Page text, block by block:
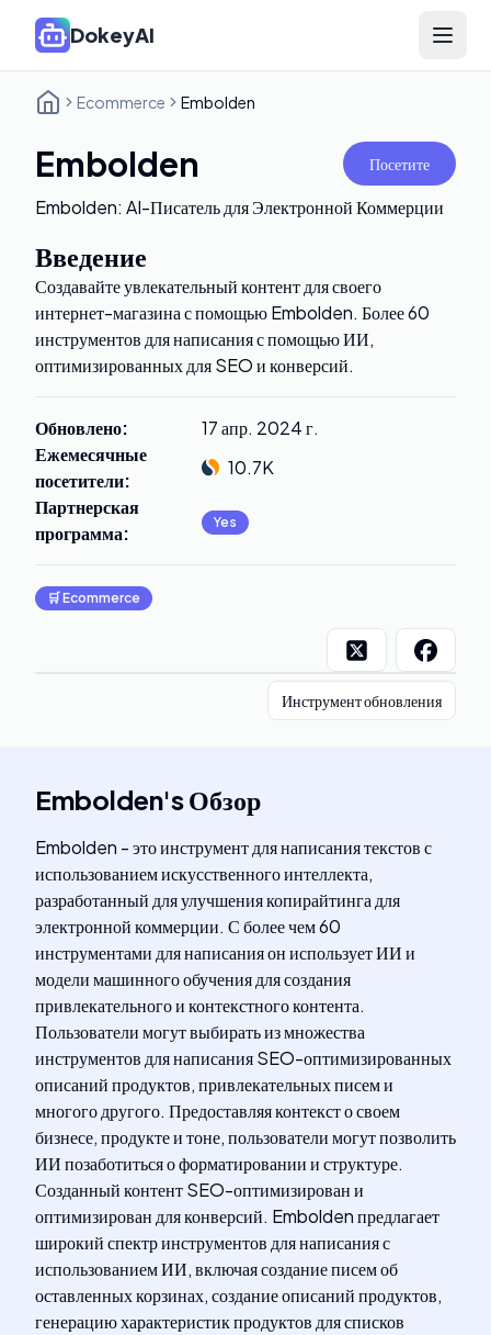
DokeyAI Open
Ecommerce Embolden
Embolden Посетите
Embolden: AI-Писатель для Электронной Коммерции
Введение
Создавайте увлекательный контент для своего
интернет-магазина с помощью Embolden. Более 60
инструментов для написания с помощью ИИ,
оптимизированных для SEO и конверсий.
Обновлено:
17 апр. 2024 г.
Ежемесячные
посетители:
10.7K
Партнерская
программа: Yes
🛒Ecommerce
Инструмент обновления
Embolden'sОбзор
Embolden - это инструмент для написания текстов с
использованием искусственного интеллекта,
разработанный для улучшения копирайтинга для
электронной коммерции. С более чем 60
инструментами для написания он использует ИИ и
модели машинного обучения для создания
привлекательного и контекстного контента.
Пользователи могут выбирать из множества
инструментов для написания SEO-оптимизированных
описаний продуктов, привлекательных писем и
многого другого. Предоставляя контекст о своем
бизнесе, продукте и тоне, пользователи могут позволить
ИИ позаботиться о форматировании и структуре.
Созданный контент SEO-оптимизирован и
оптимизирован для конверсий. Embolden предлагает
широкий спектр инструментов для написания с
использованием ИИ, включая создание писем об
оставленных корзинах, создание описаний продуктов,
генерацию характеристик продуктов для списков